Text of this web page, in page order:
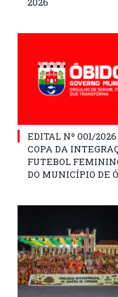
EDITAL Nº 001/
COPA DA
FUTEBOL
DO MUNICÍPIO DE